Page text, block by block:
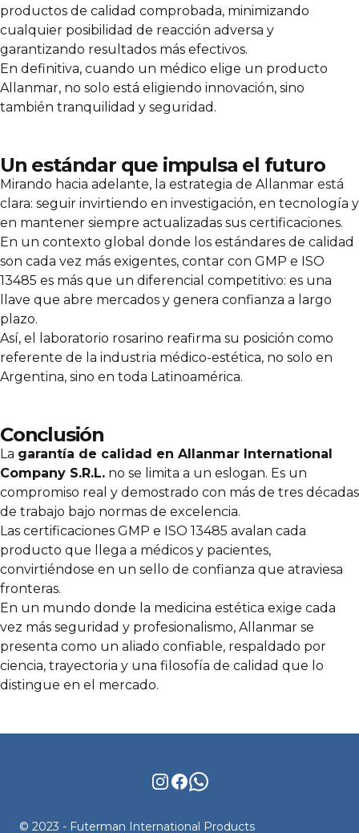
productos de calidad comprobada, minimizando
cualquier posibilidad de reacción adversa y
garantizando resultados más efectivos.
En definitiva, cuando un médico elige un producto
Allanmar, no solo está eligiendo innovación, sino
también tranquilidad y seguridad.
Un estándar que impulsa el futuro
Mirando hacia adelante, la estrategia de Allanmar está
clara: seguir invirtiendo en investigación, en tecnología y
en mantener siempre actualizadas sus certificaciones.
En un contexto global donde los estándares de calidad
son cada vez más exigentes, contar con GMP e ISO
13485 es más que un diferencial competitivo: es una
llave que abre mercados y genera confianza a largo
plazo.
Así, el laboratorio rosarino reafirma su posición como
referente de la industria médico-estética, no solo en
Argentina, sino en toda Latinoamérica.
Conclusión
La garantía de calidad en Allanmar International
Company S.R.L. no se limita a un eslogan. Es un
compromiso real y demostrado con más de tres décadas
de trabajo bajo normas de excelencia.
Las certificaciones GMP e ISO 13485 avalan cada
producto que llega a médicos y pacientes,
convirtiéndose en un sello de confianza que atraviesa
fronteras.
En un mundo donde la medicina estética exige cada
vez más seguridad y profesionalismo, Allanmar se
presenta como un aliado confiable, respaldado por
ciencia, trayectoria y una filosofía de calidad que lo
distingue en el mercado.
Instagram
Facebook
WhatsApp
© 2023 - Futerman International Products